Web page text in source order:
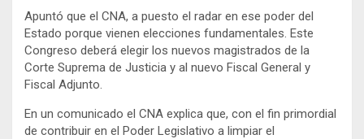
Apuntó que el CNA, a puesto el radar en ese poder del
Estado porque vienen elecciones fundamentales. Este
Congreso deberá elegir los nuevos magistrados de la
Corte Suprema de Justicia y al nuevo Fiscal General y
Fiscal Adjunto.
En un comunicado el CNA explica que, con el fin primordial
de contribuir en el Poder Legislativo a limpiar el